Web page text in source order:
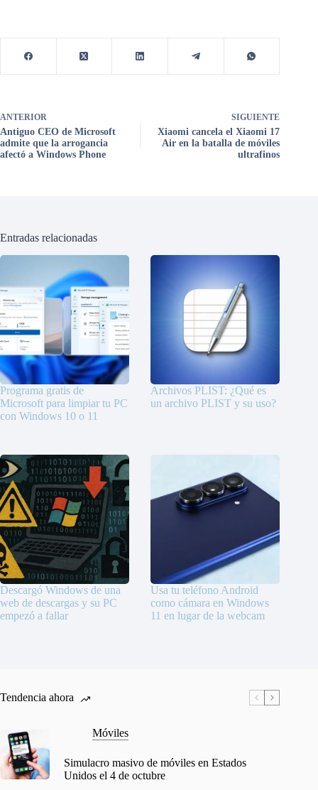
ANTERIOR
Antiguo CEO de Microsoft
admite que la arrogancia
afectó a Windows Phone
SIGUIENTE
Xiaomi cancela el Xiaomi 17
Air en la batalla de móviles
ultrafinos
Entradas relacionadas
Programa gratis de
Microsoft para limpiar tu PC
con Windows 10 o 11
Archivos PLIST: ¿Qué es
un archivo PLIST y su uso?
Descargó Windows de una
web de descargas y su PC
empezó a fallar
Usa tu teléfono Android
como cámara en Windows
11 en lugar de la webcam
Tendencia ahora
Móviles
Simulacro masivo de móviles en Estados
Unidos el 4 de octubre